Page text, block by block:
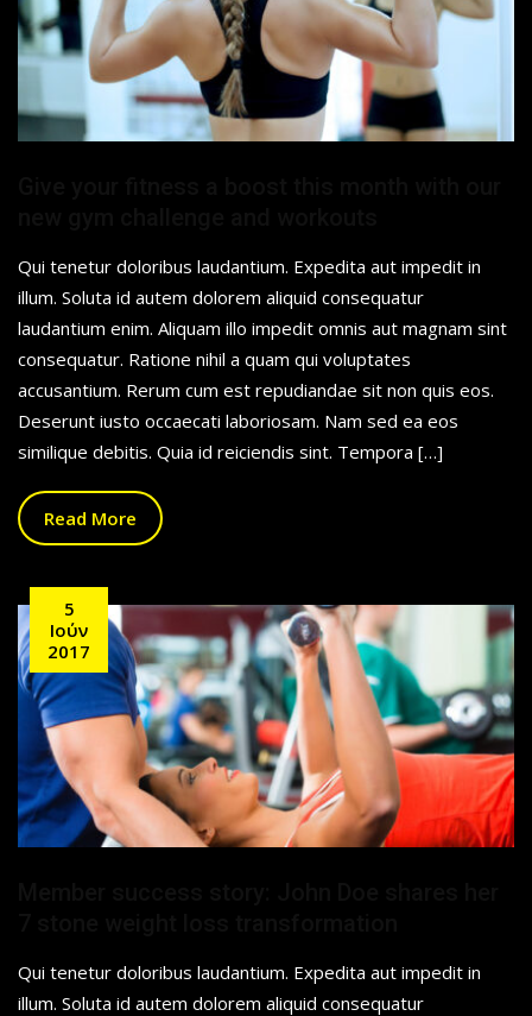
Qui tenetur doloribus laudantium. Expedita aut impedit in
illum. Soluta id autem dolorem aliquid consequatur
laudantium enim. Aliquam illo impedit omnis aut magnam sint
consequatur. Ratione nihil a quam qui voluptates
accusantium. Rerum cum est repudiandae sit non quis eos.
Deserunt iusto occaecati laboriosam. Nam sed ea eos
similique debitis. Quia id reiciendis sint. Tempora […]
Read More
5
Ιούν
2017
Qui tenetur doloribus laudantium. Expedita aut impedit in
illum. Soluta id autem dolorem aliquid consequatur